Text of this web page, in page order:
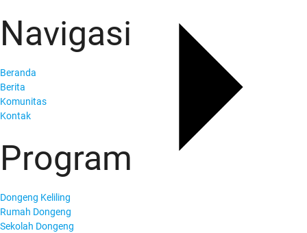
Navigasi
Beranda
Berita
Komunitas
Kontak
Program
Dongeng Keliling
Rumah Dongeng
Sekolah Dongeng